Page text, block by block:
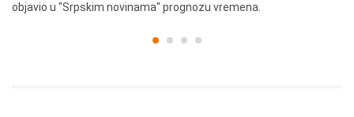
objavio u "Srpskim novinama" prognozu vremena.